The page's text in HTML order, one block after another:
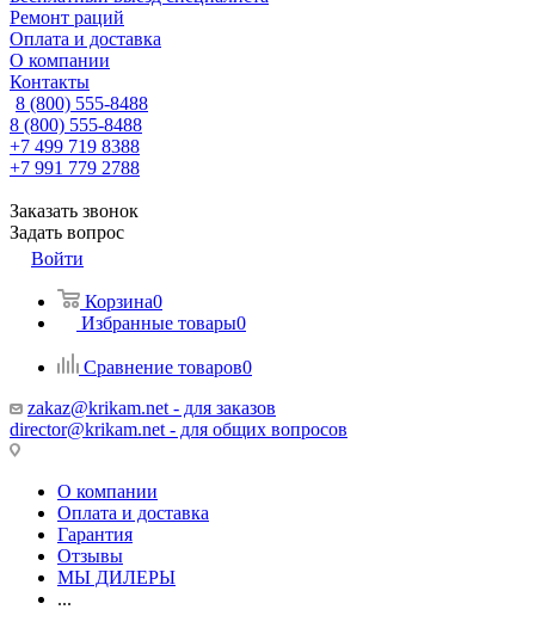
Ремонт раций
Оплата и доставка
О компании
Контакты
8 (800) 555-8488
8 (800) 555-8488
+7 499 719 8388
+7 991 779 2788
Заказать звонок
Задать вопрос
Войти
Корзина0
Избранные товары0
Сравнение товаров0
zakaz@krikam.net - для заказов
director@krikam.net - для общих вопросов
О компании
Оплата и доставка
Гарантия
Отзывы
МЫ ДИЛЕРЫ
...